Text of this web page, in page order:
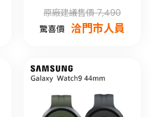
原廠建議售價 7,490
驚喜價 洽門市人員